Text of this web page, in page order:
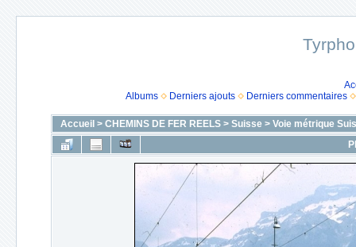
Albums
Derniers ajouts Derniers commentaires
Accueil > CHEMINS DE FER REELS> Suisse> Voie métrique